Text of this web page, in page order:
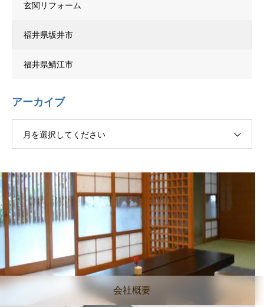
玄関リフォーム
福井県坂井市
福井県鯖江市
アーカイブ
月を選択してください
会社概要